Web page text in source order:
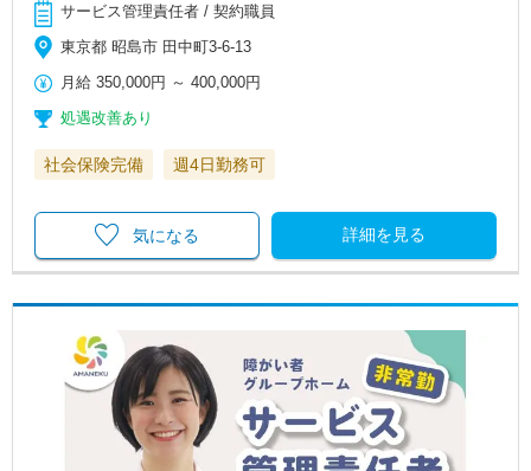
サービス管理責任者 / 契約職員
東京都 昭島市 田中町3-6-13
月給 350,000円 ～400,000円
処遇改善あり
社会保険完備 週4日勤務可
詳細を見る
気になる